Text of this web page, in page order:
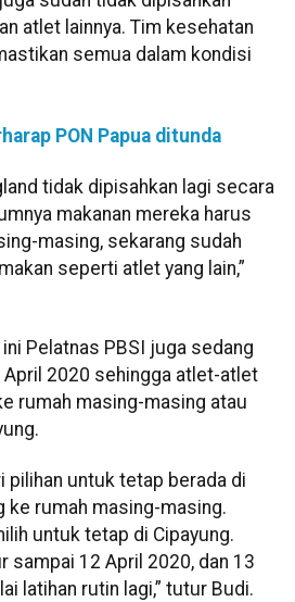
atlet lainnya. Tim kesehatan
semua dalam kondisi
PON Papua ditunda
tidak dipisahkan lagi secara
makanan mereka harus
masing, sekarang sudah
seperti atlet yang lain,”
Pelatnas PBSI juga sedang
April 2020 sehingga atlet-atlet
rumah masing-masing atau
pilihan untuk tetap berada di
ke rumah masing-masing.
untuk tetap di Cipayung.
sampai 12 April 2020, dan 13
latihan rutin lagi,” tutur Budi.